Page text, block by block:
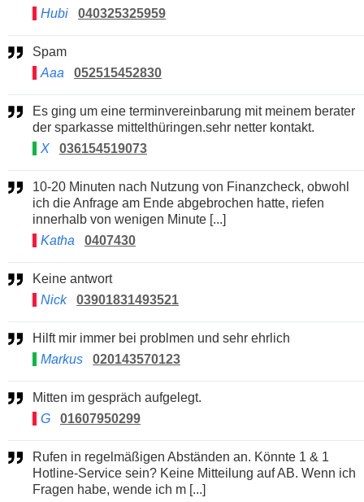
Hubi
040325325959
Spam
Aaa
052515452830
Es ging um eine terminvereinbarung mit meinem berater
der sparkasse mittelthüringen.sehr netter kontakt.
X
036154519073
10-20 Minuten nach Nutzung von Finanzcheck, obwohl
ich die Anfrage am Ende abgebrochen hatte, riefen
innerhalb von wenigen Minute [...]
Katha
0407430
Keine antwort
Nick
03901831493521
Hilft mir immer bei problmen und sehr ehrlich
Markus
020143570123
Mitten im gespräch aufgelegt.
G
01607950299
Rufen in regelmäßigen Abständen an. Könnte 1 & 1
Hotline-Service sein? Keine Mitteilung auf AB. Wenn ich
Fragen habe, wende ich m [...]